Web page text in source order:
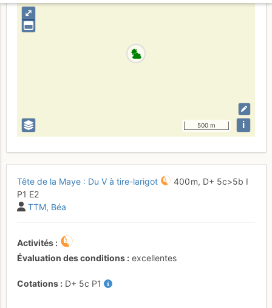
⤢
500 m i
Tête de la Maye : Du V à tire-larigot 400 m, D+ 5c>5b I
P1 E2
TTM Béa
Activités
Évaluation des conditions
excellentes
Cotations D+ 5c P1